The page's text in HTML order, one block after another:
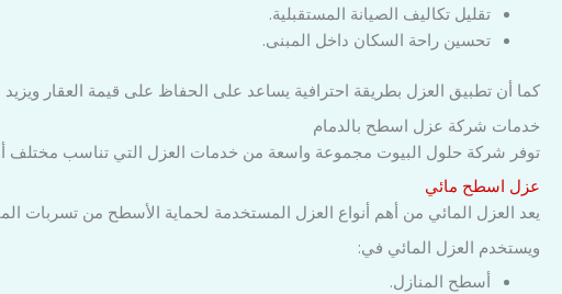
تقليل تكاليف الصيانة المستقبلية.
تحسين راحة السكان داخل المبنى.
كما أن تطبيق العزل بطريقة احترافية يساعد على الحفاظ على قيمة العقار
خدمات شركة عزل اسطح بالدمام
توفر شركة حلول البيوت مجموعة واسعة من خدمات العزل التي تناسب مختلف
عزل اسطح مائي
يعد العزل المائي من أهم أنواع العزل المستخدمة لحماية الأسطح من تسربات
ويستخدم العزل المائي في:
أسطح المنازل.